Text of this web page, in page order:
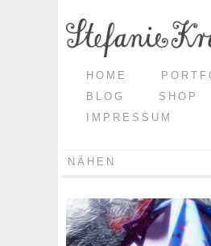
HOME
BLOG
SHOP
IMPRESSUM
NÄHEN